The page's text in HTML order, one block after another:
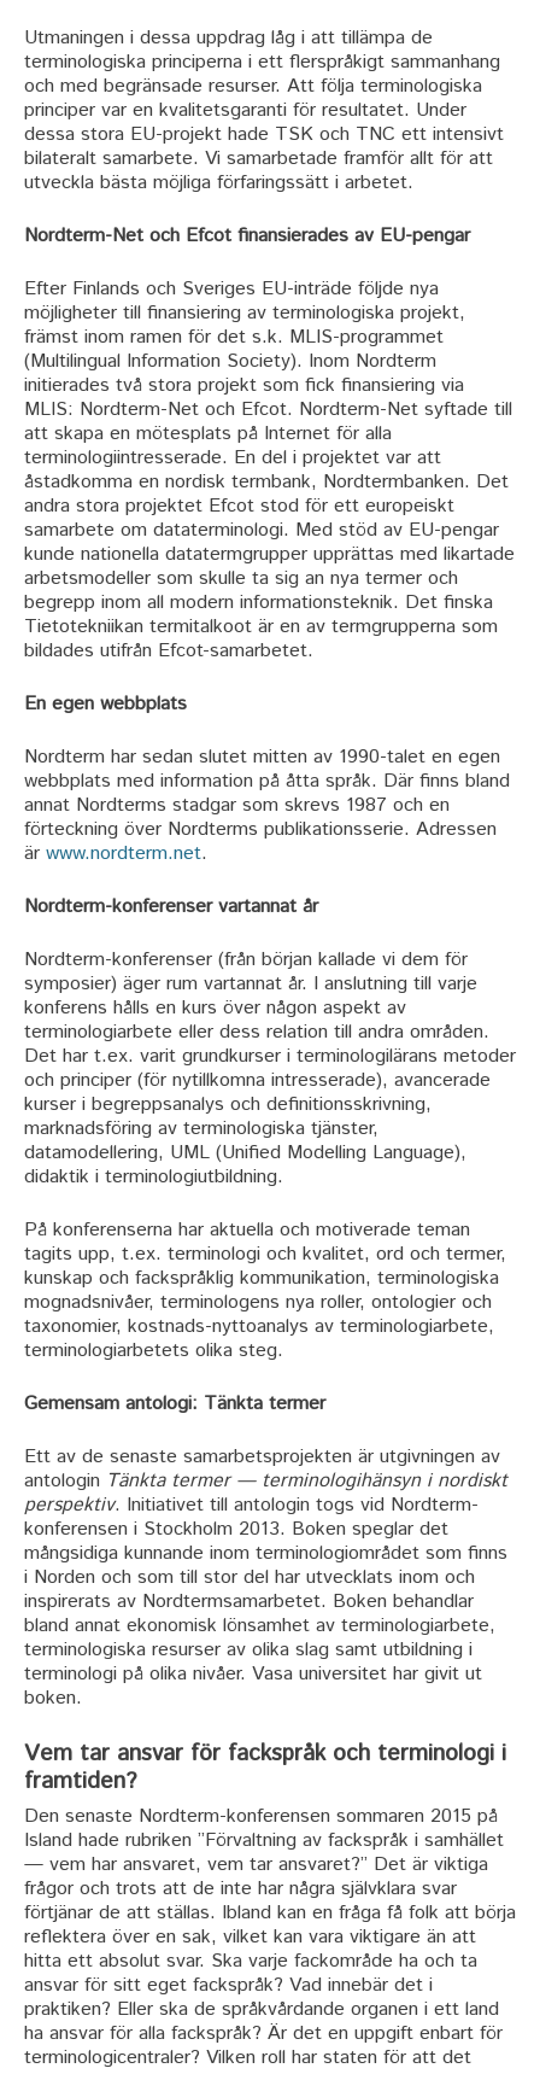
Utmaningen i dessa uppdrag låg i att tillämpa de
terminologiska principerna i ett flerspråkigt sammanhang
och med begränsade resurser. Att följa terminologiska
principer var en kvalitetsgaranti för resultatet. Under
dessa stora EU-projekt hade TSK och TNC ett intensivt
bilateralt samarbete. Vi samarbetade framför allt för att
utveckla bästa möjliga förfaringssätt i arbetet.
Nordterm-Net och Efcot finansierades av EU-pengar
Efter Finlands och Sveriges EU-inträde följde nya
möjligheter till finansiering av terminologiska projekt,
främst inom ramen för det s.k. MLIS-programmet
(Multilingual Information Society). Inom Nordterm
initierades två stora projekt som fick finansiering via
MLIS: Nordterm-Net och Efcot. Nordterm-Net syftade till
att skapa en mötesplats på Internet för alla
terminologiintresserade. En del i projektet var att
åstadkomma en nordisk termbank, Nordtermbanken. Det
andra stora projektet Efcot stod för ett europeiskt
samarbete om dataterminologi. Med stöd av EU-pengar
kunde nationella datatermgrupper upprättas med likartade
arbetsmodeller som skulle ta sig an nya termer och
begrepp inom all modern informationsteknik. Det finska
Tietotekniikan termitalkoot är en av termgrupperna som
bildades utifrån Efcot-samarbetet.
En egen webbplats
Nordterm har sedan slutet mitten av 1990-talet en egen
webbplats med information på åtta språk. Där finns bland
annat Nordterms stadgar som skrevs 1987 och en
förteckning över Nordterms publikationsserie. Adressen
är www.nordterm.net.
Nordterm-konferenser vartannat år
Nordterm-konferenser (från början kallade vi dem för
symposier) äger rum vartannat år. I anslutning till varje
konferens hålls en kurs över någon aspekt av
terminologiarbete eller dess relation till andra områden.
Det har t.ex. varit grundkurser i terminologilärans metoder
och principer (för nytillkomna intresserade), avancerade
kurser i begreppsanalys och definitionsskrivning,
marknadsföring av terminologiska tjänster,
datamodellering, UML (Unified Modelling Language),
didaktik i terminologiutbildning.
På konferenserna har aktuella och motiverade teman
tagits upp, t.ex. terminologi och kvalitet, ord och termer,
kunskap och fackspråklig kommunikation, terminologiska
mognadsnivåer, terminologens nya roller, ontologier och
taxonomier, kostnads-nyttoanalys av terminologiarbete,
terminologiarbetets olika steg.
Gemensam antologi: Tänkta termer
Ett av de senaste samarbetsprojekten är utgivningen av
antologin Tänkta termer — terminologihänsyn i nordiskt
perspektiv. Initiativet till antologin togs vid Nordterm-
konferensen i Stockholm 2013. Boken speglar det
mångsidiga kunnande inom terminologiområdet som finns
i Norden och som till stor del har utvecklats inom och
inspirerats av Nordtermsamarbetet. Boken behandlar
bland annat ekonomisk lönsamhet av terminologiarbete,
terminologiska resurser av olika slag samt utbildning i
terminologi på olika nivåer. Vasa universitet har givit ut
boken.
Vem tar ansvar för fackspråk och terminologi i
framtiden?
Den senaste Nordterm-konferensen sommaren 2015 på
Island hade rubriken ”Förvaltning av fackspråk i samhället
— vem har ansvaret, vem tar ansvaret?” Det är viktiga
frågor och trots att de inte har några självklara svar
förtjänar de att ställas. Ibland kan en fråga få folk att börja
reflektera över en sak, vilket kan vara viktigare än att
hitta ett absolut svar. Ska varje fackområde ha och ta
ansvar för sitt eget fackspråk? Vad innebär det i
praktiken? Eller ska de språkvårdande organen i ett land
ha ansvar för alla fackspråk? Är det en uppgift enbart för
terminologicentraler? Vilken roll har staten för att det